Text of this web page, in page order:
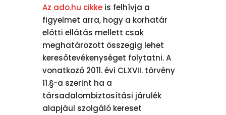
Az ado.hu cikke is felhívja a
figyelmet arra, hogy a korhatár
előtti ellátás mellett csak
meghatározott összegig lehet
keresőtevékenységet folytatni. A
vonatkozó 2011. évi CLXVII. törvény
11.§-a szerint ha a
társadalombiztosítási járulék
alapjául szolgáló kereset